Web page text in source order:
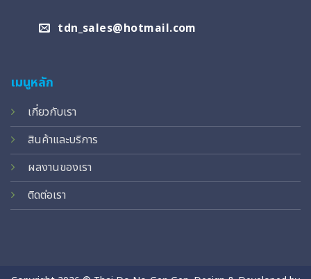
tdn_sales@hotmail.com
เมนูหลัก
เกี่ยวกับเรา
สินค้าและบริการ
ผลงานของเรา
ติดต่อเรา